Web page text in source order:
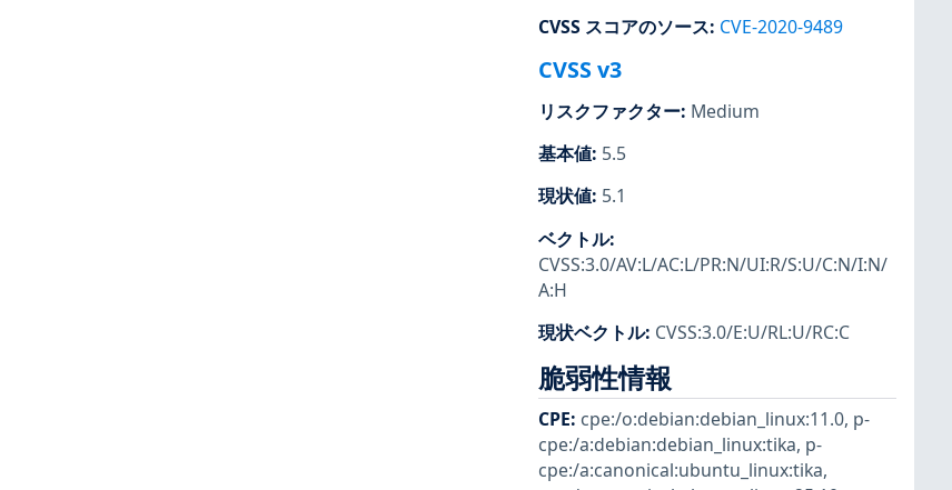
CVSS スコアのソース: CVE-2020-9489
CVSS v3
リスクファクター: Medium
基本値: 5.5
現状値: 5.1
ベクトル:
CVSS:3.0/AV:L/AC:L/PR:N/UI:R/S:U/C:N/I:N/
A:H
現状ベクトル: CVSS:3.0/E:U/RL:U/RC:C
脆弱性情報
CPE: cpe:/o:debian:debian_linux:11.0, p-
cpe:/a:debian:debian_linux:tika, p-
cpe:/a:canonical:ubuntu_linux:tika,